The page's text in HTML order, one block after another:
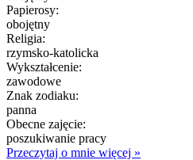
Papierosy:
obojętny
Religia:
rzymsko-katolicka
Wykształcenie:
zawodowe
Znak zodiaku:
panna
Obecne zajęcie:
poszukiwanie pracy
Przeczytaj o mnie więcej »